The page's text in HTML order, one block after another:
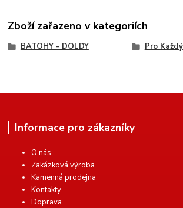
Zboží zařazeno v kategoriích
BATOHY - DOLDY Pro
Informace pro zákazníky
O nás
Zakázková výroba
Kamenná prodejna
Kontakty
Doprava